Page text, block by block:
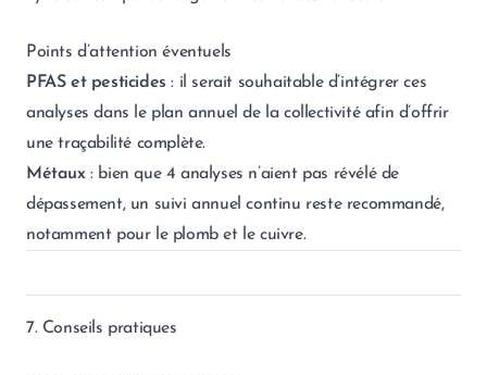
Points d’attention éventuels
PFAS et pesticides : il serait souhaitable d’intégrer ces
analyses dans le plan annuel de la collectivité afin d’offrir
une traçabilité complète.
Métaux: bien que 4 analyses n’aient pas révélé de
dépassement, un suivi annuel continu reste recommandé,
notamment pour le plomb et le cuivre.
7. Conseils pratiques